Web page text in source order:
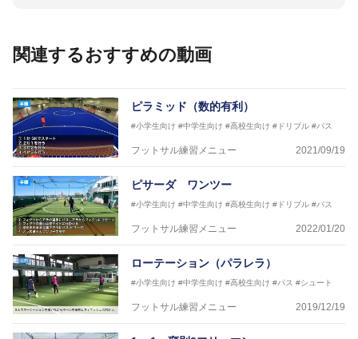
協会公認キッズリーダーチーフインストラクター
【指導歴】
FリーグU23選抜監督、ミャンマー女子フットサル代
表監督
日本サッカー協会フットサルインストラクター、AFC
（アジアサッカー連盟）フットサルインストラクター
【資格】
JFA公認A級コーチジェネラルライセンス・JFA公認フ
ットサルB級コーチライセンス
横山 哲久
【指導歴】
ASV ペスカドーラ町田 監督、FC VIGORE 監督
【資格】
日本サッカー協会公認B級ライセンス・日本サッカー
協会公認フットサルB級ライセンス
関連するおすすめの動画
ピラミッド（数的有利）
#小学生向け #中学生向け #高校生向け #ドリブル #パス
フットサル練習メニュー 2021/09/19
ピサーダ ワンツー
#小学生向け #中学生向け #高校生向け #ドリブル #パス
フットサル練習メニュー 2022/01/20
ローテーション（パラレラ）
#小学生向け #中学生向け #高校生向け #パス #シュート
フットサル練習メニュー 2019/12/19